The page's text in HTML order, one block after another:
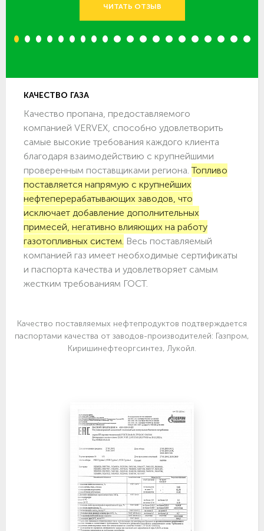
ЧИТАТЬ ОТЗЫВ
1 2 3 4 5 6 7 8 9 10 11 12 13 14 15 16 17 18 19 20
КАЧЕСТВО ГАЗА
Качество пропана, предоставляемого
компанией VERVEX, способно удовлетворить
самые высокие требования каждого клиента
благодаря взаимодействию с крупнейшими
проверенным поставщиками региона.Топливо
поставляется напрямую с крупнейших
нефтеперерабатывающих заводов, что
исключает добавление дополнительных
примесей, негативно влияющих на работу
газотопливных систем. Весь поставляемый
компанией газ имеет необходимые сертификаты
и паспорта качества и удовлетворяет самым
жестким требованиям ГОСТ.
Качество поставляемых нефтепродуктов подтверждается
паспортами качества от заводов-производителей: Газпром,
Киришинефтеоргсинтез, Лукойл.